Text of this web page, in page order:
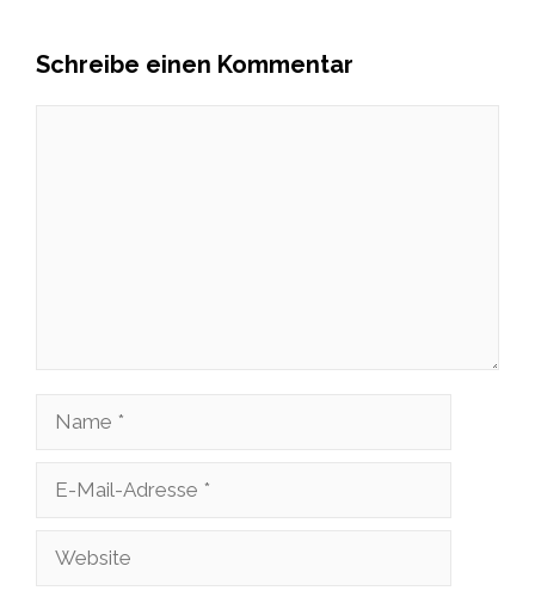
Schreibe einen Kommentar
Name
Adresse
Website